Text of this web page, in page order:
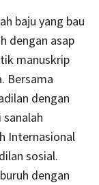
baju yang bau
dengan asap
manuskrip
Bersama
dengan
Internasional
sosial.
dengan